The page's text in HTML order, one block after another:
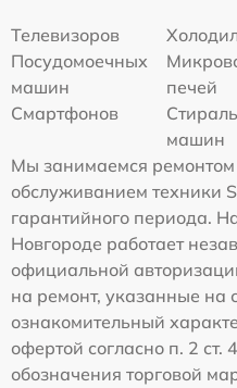
Телевизоров
Посудомоечных
машин
печей
Смартфонов
машин
Мы занимаемся ремонтом
обслуживанием техники
гарантийного периода.
Новгороде работает
официальной
на ремонт, указанные на
ознакомительный
офертой согласно п. 2
обозначения торговой